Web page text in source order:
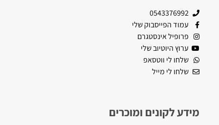
0543376992
עמוד הפייסבוק שלי
פרופיל אינסטגרם
ערוץ היוטיוב שלי
שלחו לי ווטסאפ
שלחו לי מייל
מידע לקונים ומוכרים